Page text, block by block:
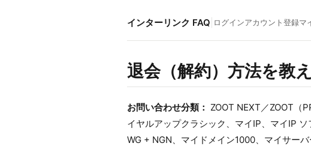
インターリンク FAQ ログインアカウント登録マ
退会（解約）方法を教
お問い合わせ分類： ZOOT NEXT／ZOOT（
イヤルアップクラシック、マイIP、マイIP
WG + NGN、マイドメイン1000、マイサー